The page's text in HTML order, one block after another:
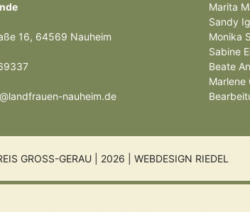
16, 64569 Nauheim
nauheim.de
Marita
Sandy
Monika
Sabine
Beate
Marlene
GROSS-GERAU | 2026 | WEBDESIGN RIEDEL